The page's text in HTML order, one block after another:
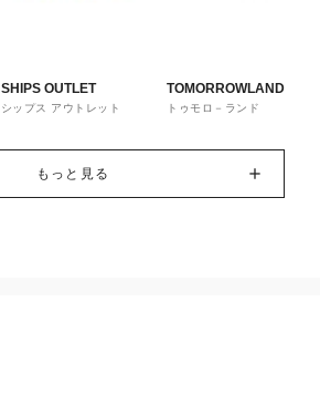
SHIPS OUTLET
シップス アウトレット
TOMORROWLAND
トゥモロ－ランド
もっと見る